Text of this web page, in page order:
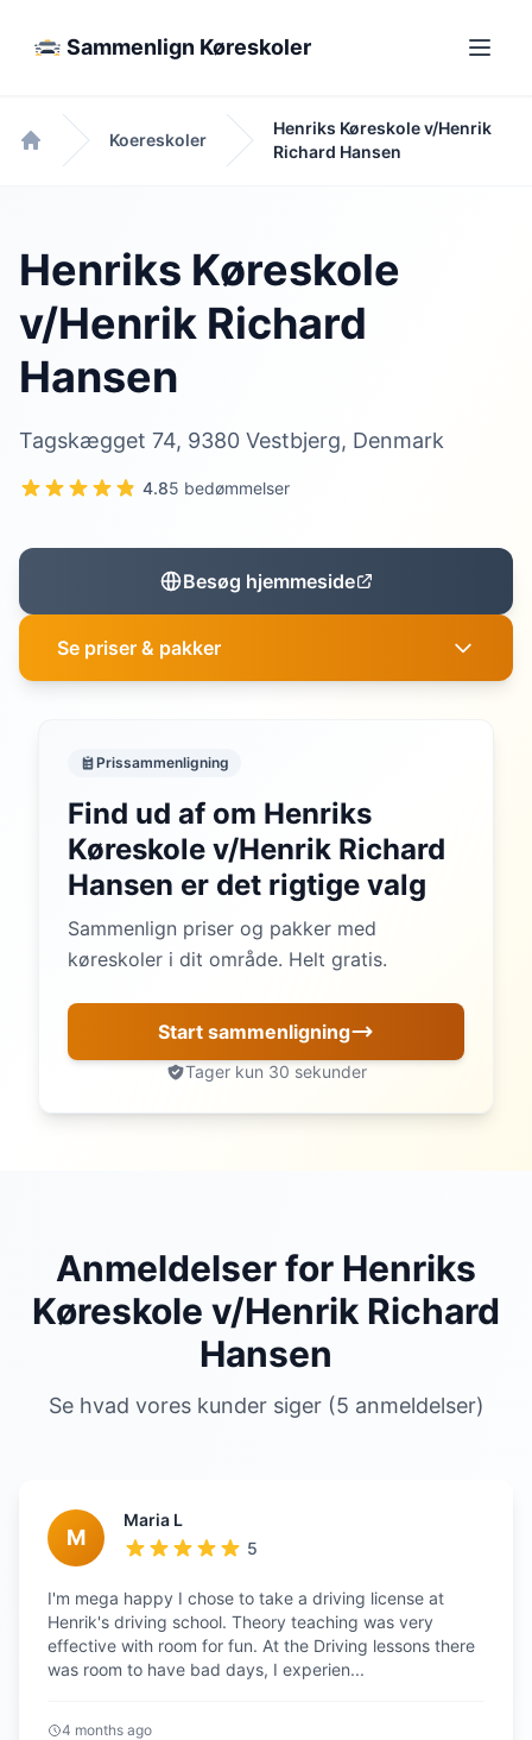
Sammenlign Køreskoler
Forside
Koereskoler
Henriks Køreskole v/Henrik
Richard Hansen
Henriks Køreskole
v/Henrik Richard
Hansen
Tagskægget 74, 9380 Vestbjerg, Denmark
4.85 bedømmelser
Besøg hjemmeside
Se priser & pakker
Prissammenligning
Find ud af om Henriks
Køreskole v/Henrik Richard
Hansen er det rigtige valg
Sammenlign priser og pakker med
køreskoler i dit område. Helt gratis.
Start sammenligning
Tager kun 30 sekunder
Anmeldelser for Henriks
Køreskole v/Henrik Richard
Hansen
Se hvad vores kunder siger (5 anmeldelser)
M
Maria L
5
I'm mega happy I chose to take a driving license at
Henrik's driving school. Theory teaching was very
effective with room for fun. At the Driving lessons there
was room to have bad days, I experien...
4 months ago